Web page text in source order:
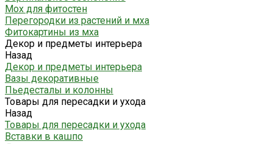
Мох для фитостен
Перегородки из растений и мха
Фитокартины из мха
Декор и предметы интерьера
Назад
Декор и предметы интерьера
Вазы декоративные
Пьедесталы и колонны
Товары для пересадки и ухода
Назад
Товары для пересадки и ухода
Вставки в кашпо